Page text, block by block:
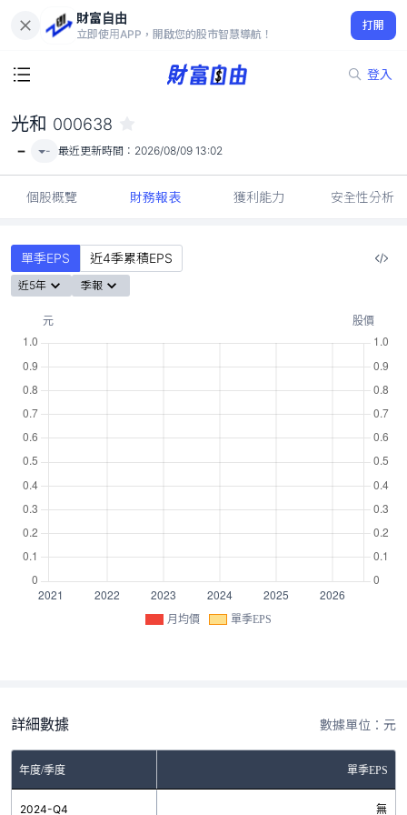
財富自由
立即使用APP，開啟您的股市智慧導航！
打開
登入
-
光和 000638
- - 最近更新時間： 2026/08/09 13:02
個股概覽 財務報表 獲利能力 安全性分析
單季EPS 近4季累積EPS
近5年 季報
月均價 單季EPS
詳細數據 數據單位：元
年度/季度 單季EPS
2024-Q4 無